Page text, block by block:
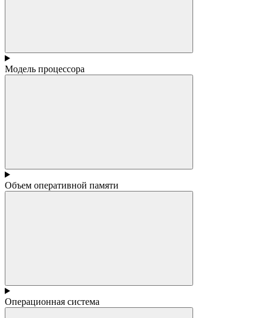
Модель процессора
Объем оперативной памяти
Операционная система